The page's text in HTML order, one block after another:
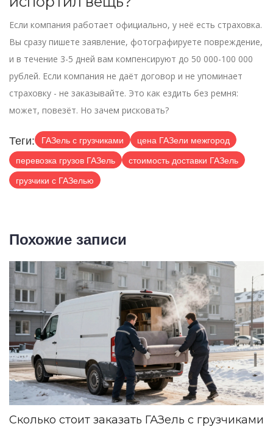
Если компания работает официально, у неё есть страховка.
Вы сразу пишете заявление, фотографируете повреждение,
и в течение 3-5 дней вам компенсируют до 50 000-100 000
рублей. Если компания не даёт договор и не упоминает
страховку - не заказывайте. Это как ездить без ремня:
может, повезёт. Но зачем рисковать?
Теги: ГАЗель с грузчиками
цена ГАЗели межгород
перевозка грузов ГАЗель
стоимость доставки ГАЗель
грузчики с ГАЗелью
Похожие записи
Сколько стоит заказать ГАЗель с грузчиками